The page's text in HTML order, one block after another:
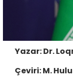
Yazar: Dr.
Çeviri: M.